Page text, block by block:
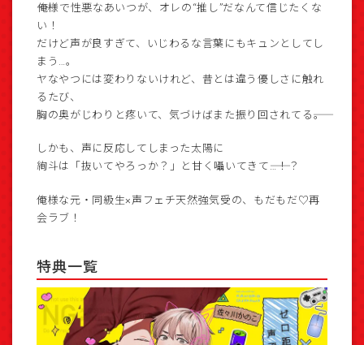
――俺様で性悪なあいつが、オレの“推し”だなんて信じたくな
い！
だけど声が良すぎて、いじわるな言葉にもキュンとしてし
まう…。
ヤなやつには変わりないけれど、昔とは違う優しさに触れ
るたび、
胸の奥がじわりと疼いて、気づけばまた振り回されてる――。
しかも、声に反応してしまった太陽に
絢斗は「抜いてやろっか？」と甘く囁いてきて――…！？
俺様な元・同級生×声フェチ天然強気受の、もだもだ♡再
会ラブ！
特典一覧